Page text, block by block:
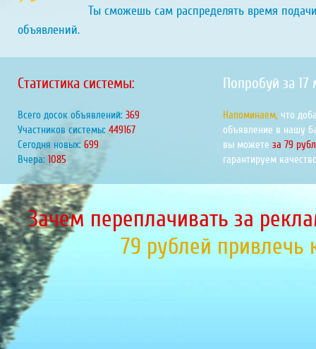
Ты сможешь сам распределять время
объявлений.
Статистика системы:
Всего досок объявлений: 433
Участников системы: 528008
Сегодня новых: 822
Вчера: 1276
Попробуй за 17
Напоминаем, что
объявление в нашу
вы можете за 79
гарантируем
Зачем переплачивать за
79 рублей